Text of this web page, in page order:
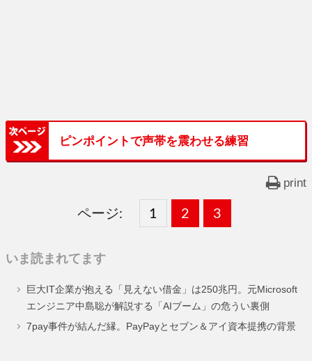
ピンポイントで声帯を震わせる練習
print
ページ:
固
ー
ジ
1 ,
固
ー
ジ
2 ,
固
ー
ジ
3
いま読まれてます
巨大IT企業が抱える「見えない借金」は250兆円。元Microsoft
エンジニア中島聡が解説する「AIブーム」の危うい裏側
7pay事件が結んだ縁。PayPayとセブン＆アイ資本提携の背景